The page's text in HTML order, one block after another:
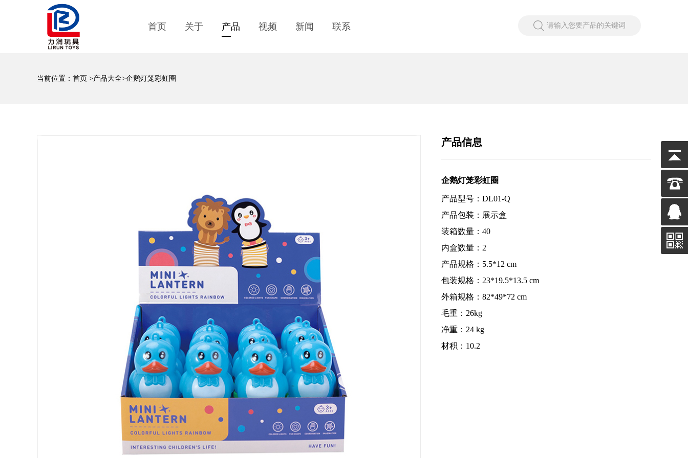
首页 关于 产品 视频 新闻 联系 请输入您要产品的关键词
当前位置： 首页 >产品大全>企鹅灯笼彩虹圈
产品信息
企鹅灯笼彩虹圈
产品型号：DL01-Q
产品包装：展示盒
装箱数量：40
内盒数量：2
产品规格：5.5*12 cm
包装规格：23*19.5*13.5 cm
外箱规格：82*49*72 cm
毛重：26kg
净重：24 kg
材积：10.2